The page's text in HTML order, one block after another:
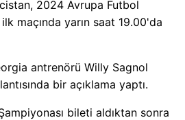
2024 Avrupa Futbol
maçında yarın saat 19.00'da
antrenörü Willy Sagnol
bir açıklama yaptı.
bileti aldıktan sonra